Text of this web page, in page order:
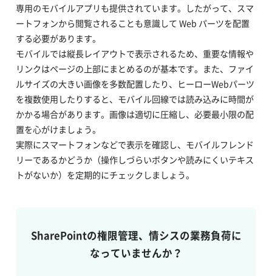
専用のモバイルアプリも提供されています。したがって、スマ
ートフォンから閲覧されることも意識して Web パーツを配置
する必要があります。
モバイルでは縦長レイアウトで表示されるため、重要な情報や
リンクはページの上部にまとめるのが基本です。また、ファイ
ルサイズの大きい画像を多数配置したり、ヒーローWebパーツ
を複数使用したりすると、モバイル回線では読み込みに時間が
かかる場合があります。画像は適切に圧縮し、必要最小限の配
置を心がけましょう。
実際にスマートフォンなどで表示を確認し、モバイルフレンド
リーであるかどうか（操作しづらいボタンや読みにくいテキス
トがないか）を定期的にチェックしましょう。
SharePointの権限管理、情シスの業務負荷に
なっていませんか？